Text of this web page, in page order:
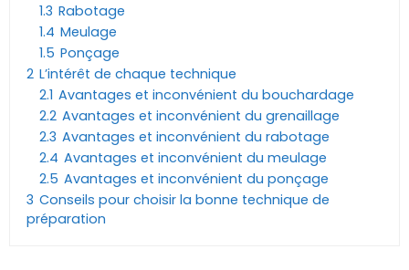
1.3 Rabotage
1.4 Meulage
1.5 Ponçage
2 L’intérêt de chaque technique
2.1 Avantages et inconvénient du bouchardage
2.2 Avantages et inconvénient du grenaillage
2.3 Avantages et inconvénient du rabotage
2.4 Avantages et inconvénient du meulage
2.5 Avantages et inconvénient du ponçage
3 Conseils pour choisir la bonne technique de
préparation